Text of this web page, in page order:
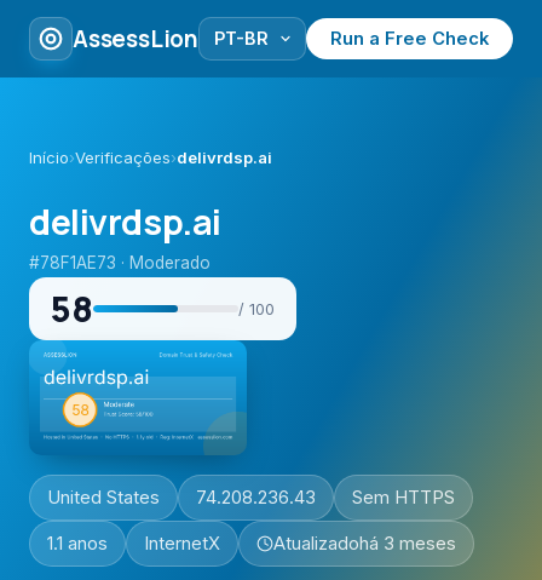
AssessLion Run a Free Check
Início›Verificações›delivrdsp.ai
delivrdsp.ai
#78F1AE73 · Moderado
58 / 100
United States 74.208.236.43 Sem HTTPS
1.1 anos InternetX Atualizadohá 3 meses